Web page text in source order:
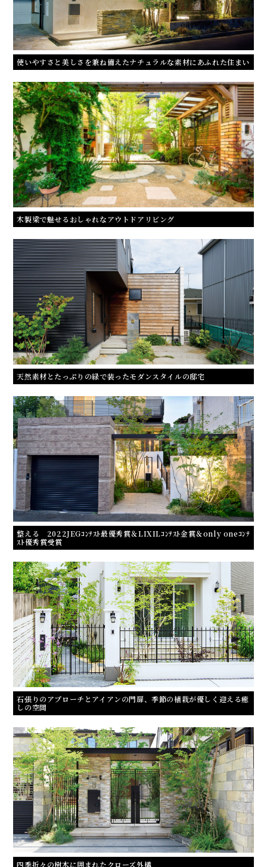
使いやすさと美しさを兼ね備えたナチュラルな素材にあふれた住まい
木製梁で魅せるおしゃれなアウトドアリビング
天然素材とたっぷりの緑で装ったモダンスタイルの邸宅
整える 2022JEGｺﾝﾃｽﾄ最優秀賞＆LIXILｺﾝﾃｽﾄ金賞＆only oneｺﾝﾃ
ｽﾄ優秀賞受賞
石張りのアプローチとアイアンの門扉、季節の植栽が優しく迎える癒
しの空間
四季折々の樹木に囲まれたクローズ外構